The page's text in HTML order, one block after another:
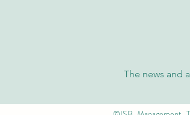
The news and